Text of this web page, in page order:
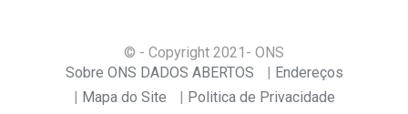
© - Copyright 2021 - ONS
Sobre ONS DADOS ABERTOS
Endereços
Mapa do Site
Politica de Privacidade